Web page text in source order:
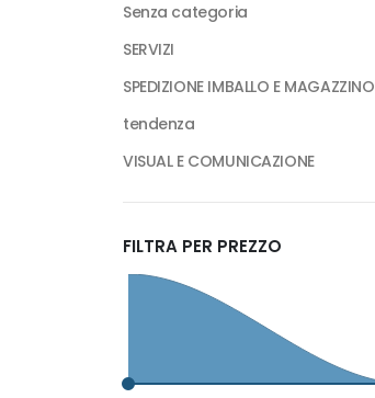
Senza categoria
SERVIZI
SPEDIZIONE IMBALLO E MAGAZZINO
tendenza
VISUAL E COMUNICAZIONE
FILTRA PER PREZZO